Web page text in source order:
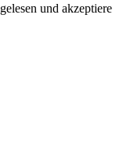
gelesen und akzeptiere